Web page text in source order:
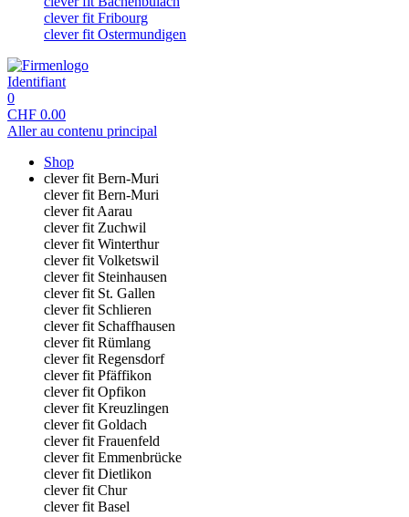
clever fit Fribourg
clever fit Ostermundigen
Identifiant
0
CHF 0.00
Aller au contenu principal
Shop
clever fit Bern-Muri
clever fit Bern-Muri
clever fit Aarau
clever fit Zuchwil
clever fit Winterthur
clever fit Volketswil
clever fit Steinhausen
clever fit St. Gallen
clever fit Schlieren
clever fit Schaffhausen
clever fit Rümlang
clever fit Regensdorf
clever fit Pfäffikon
clever fit Opfikon
clever fit Kreuzlingen
clever fit Goldach
clever fit Frauenfeld
clever fit Emmenbrücke
clever fit Dietlikon
clever fit Chur
clever fit Basel